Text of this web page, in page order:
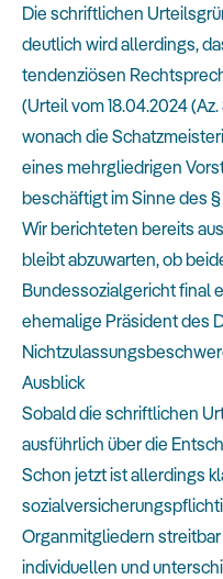
Die schriftlichen
deutlich wird allerdings,
tendenziösen
(Urteil vom 18.04.2024
wonach die
eines mehrgliedrigen
beschäftigt im Sinne des §
Wir berichteten bereits
bleibt abzuwarten, ob
Bundessozialgericht final
ehemalige Präsident des
Ausblick
Sobald die schriftlichen
ausführlich über die
Schon jetzt ist allerdings
Organmitgliedern
individuellen und